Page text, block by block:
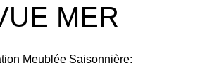
MER
Meublée Saisonnière: